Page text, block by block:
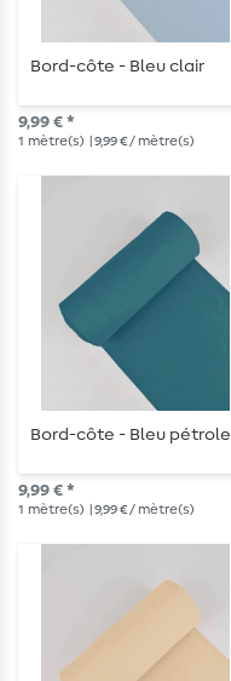
Bord-côte - Bleu clair
9,99 € *
1 mètre(s) | 9,99 € / mètre(s)
Bord-côte - Bleu pétrole
9,99 € *
1 mètre(s) | 9,99 € / mètre(s)